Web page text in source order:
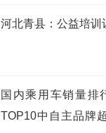
河北青县：公益培训
国内乘用车销量排
TOP10中自主品牌